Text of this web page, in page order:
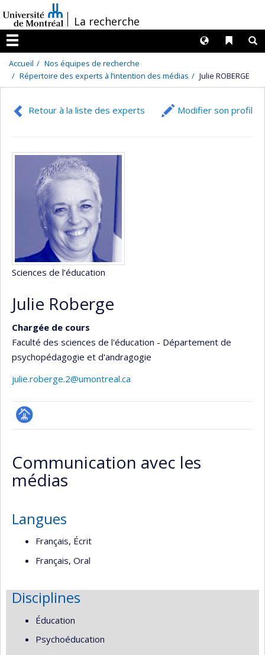
au
contenu
/La recherche
Menu
Liens
Langues
Accueil
Nos équipes de recherche
Répertoire des experts à l’intention des médias
Julie ROBERGE
Retour à la liste des experts Modifier son profil
Sciences de l’éducation
Julie Roberge
Chargée de cours
Faculté des sciences de l'éducation - Département de
psychopédagogie et d'andragogie
julie.roberge.2@umontreal.ca
Page
(faculté,département,école)
Communication avec les
médias
Langues
Français, Écrit
Français, Oral
Disciplines
Éducation
Psychoéducation